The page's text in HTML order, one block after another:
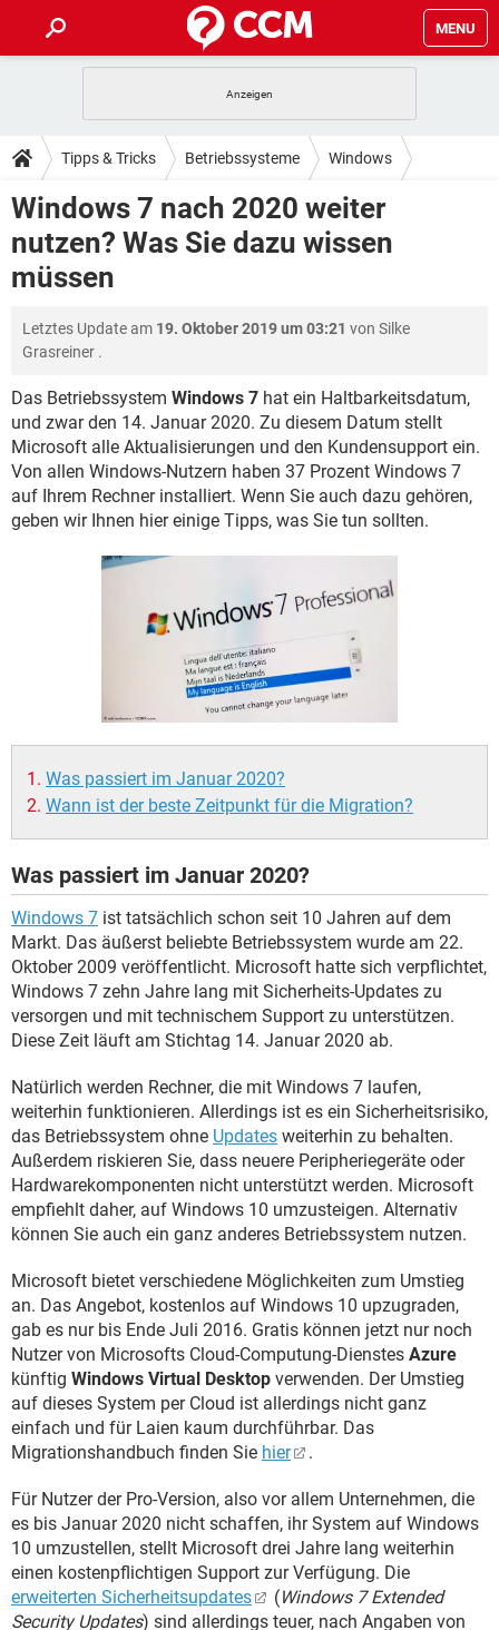
MENU
ANDROID IOS
WINDOWS 10 INSTAGRAM
WHATSAPP TIKTOK
FACEBOOK
TIPPS & TRICKS
SPIELE STREAMING
ANDROID IOS
FACEBOOK HARDWARE
DOWNLOADS
SPIELE STREAMING
ANDROID
WHATSAPP
FACEBOOK HARDWARE
FORUM
ANDROID IOS
FACEBOOK HARDWARE
SPIELE
ANDROID IOS
WINDOWS 10 INSTAGRAM
WHATSAPP TIKTOK
FACEBOOK HARDWARE
Tipps & Tricks Betriebssysteme Windows
Windows 7
Windows 7 nach 2020 weiter
nutzen? Was Sie dazu wissen
müssen
Letztes Update am 19. Oktober 2019 um 03:21 von Silke
Grasreiner .
Das Betriebssystem Windows 7 hat ein Haltbarkeitsdatum,
und zwar den 14. Januar 2020. Zu diesem Datum stellt
Microsoft alle Aktualisierungen und den Kundensupport ein.
Von allen Windows-Nutzern haben 37 Prozent Windows 7
auf Ihrem Rechner installiert. Wenn Sie auch dazu gehören,
geben wir Ihnen hier einige Tipps, was Sie tun sollten.
Was passiert im Januar 2020?
Wann ist der beste Zeitpunkt für die Migration?
Was passiert im Januar 2020?
Windows 7 ist tatsächlich schon seit 10 Jahren auf dem
Markt. Das äußerst beliebte Betriebssystem wurde am 22.
Oktober 2009 veröffentlicht. Microsoft hatte sich verpflichtet,
Windows 7 zehn Jahre lang mit Sicherheits-Updates zu
versorgen und mit technischem Support zu unterstützen.
Diese Zeit läuft am Stichtag 14. Januar 2020 ab.
Natürlich werden Rechner, die mit Windows 7 laufen,
weiterhin funktionieren. Allerdings ist es ein Sicherheitsrisiko,
das Betriebssystem ohne Updates weiterhin zu behalten.
Außerdem riskieren Sie, dass neuere Peripheriegeräte oder
Hardwarekomponenten nicht unterstützt werden. Microsoft
empfiehlt daher, auf Windows 10 umzusteigen. Alternativ
können Sie auch ein ganz anderes Betriebssystem nutzen.
Microsoft bietet verschiedene Möglichkeiten zum Umstieg
an. Das Angebot, kostenlos auf Windows 10 upzugraden,
gab es nur bis Ende Juli 2016. Gratis können jetzt nur noch
Nutzer von Microsofts Cloud-Computung-Dienstes Azure
künftig Windows Virtual Desktop verwenden. Der Umstieg
auf dieses System per Cloud ist allerdings nicht ganz
einfach und für Laien kaum durchführbar. Das
Migrationshandbuch finden Sie hier .
Für Nutzer der Pro-Version, also vor allem Unternehmen, die
es bis Januar 2020 nicht schaffen, ihr System auf Windows
10 umzustellen, stellt Microsoft drei Jahre lang weiterhin
einen kostenpflichtigen Support zur Verfügung. Die
erweiterten Sicherheitsupdates
(Windows 7 Extended
Security Updates) sind allerdings teuer, nach Angaben von